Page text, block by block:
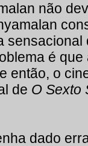
não
é
então, o
de O Sexto
dado